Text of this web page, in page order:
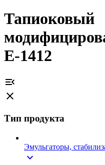
Тапиоковый
Е-1412
menu_open
close
Тип продукта
Эмульгаторы,
expand_more